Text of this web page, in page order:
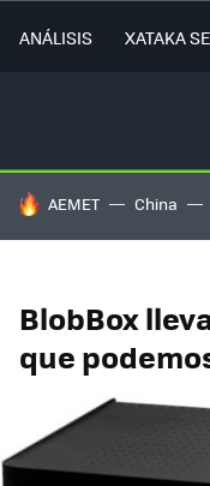
ANÁLISIS XATAKA
HOY SE HABLA DE
AEMET China
BlobBox
que